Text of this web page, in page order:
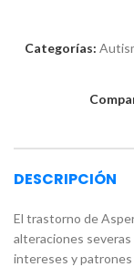
Categorías:
DESCRIPCIÓN
El trastorno de
alteraciones
intereses y